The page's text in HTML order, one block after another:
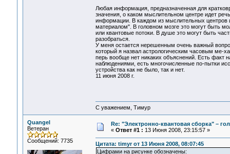
Любая информация, предназначенная для
значения, о каком мыслительном центре идет
информации. В каждом из мыслительных
материалом". В головном мозге это могут быть
или квантовые потоки. В душе это могут быть
разобраться.
У меня остается нерешенным очень важный
который я назвал астрологическим часовым ме-
перь вообще нет никаких объяснений. Есть факт
наблюдениями, есть многочисленные по-пытки
устройства как не было, так и нет.
11 июня 2008 г.
С уважением, Тимур
Quangel
Ветеран
Сообщений: 7735
Re: "Электронно-квантовая сборка" –
« Ответ #1 : 13 Июня 2008, 23:15:57 »
Цитата: timyr от 13 Июня 2008, 08:07:45
Цифрами на рисунке обозначены: